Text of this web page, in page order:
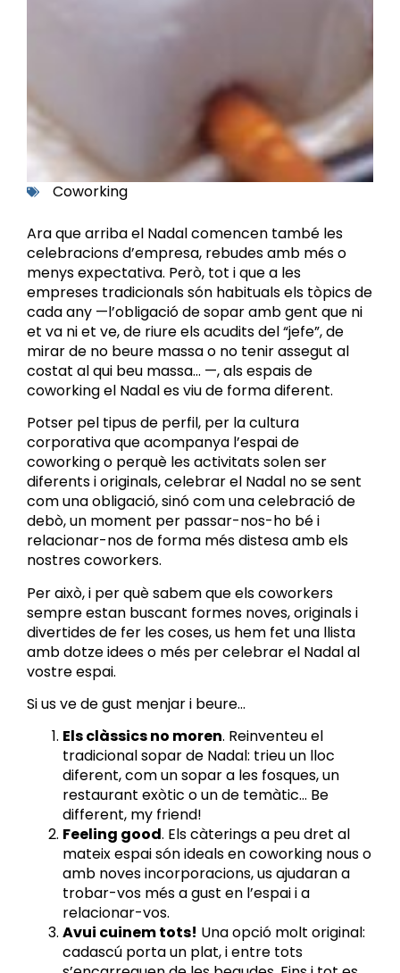
Coworking
Ara que arriba el Nadal comencen també les
celebracions d’empresa, rebudes amb més o
menys expectativa. Però, tot i que a les
empreses tradicionals són habituals els tòpics de
cada any —l’obligació de sopar amb gent que ni
et va ni et ve, de riure els acudits del “jefe”, de
mirar de no beure massa o no tenir assegut al
costat al qui beu massa… —, als espais de
coworking el Nadal es viu de forma diferent.
Potser pel tipus de perfil, per la cultura
corporativa que acompanya l’espai de
coworking o perquè les activitats solen ser
diferents i originals, celebrar el Nadal no se sent
com una obligació, sinó com una celebració de
debò, un moment per passar-nos-ho bé i
relacionar-nos de forma més distesa amb els
nostres coworkers.
Per això, i per què sabem que els coworkers
sempre estan buscant formes noves, originals i
divertides de fer les coses, us hem fet una llista
amb dotze idees o més per celebrar el Nadal al
vostre espai.
Si us ve de gust menjar i beure…
Els clàssics no moren. Reinventeu el
tradicional sopar de Nadal: trieu un lloc
diferent, com un sopar a les fosques, un
restaurant exòtic o un de temàtic… Be
different, my friend!
Feeling good. Els càterings a peu dret al
mateix espai són ideals en coworking nous o
amb noves incorporacions, us ajudaran a
trobar-vos més a gust en l’espai i a
relacionar-vos.
Avui cuinem tots! Una opció molt original:
cadascú porta un plat, i entre tots